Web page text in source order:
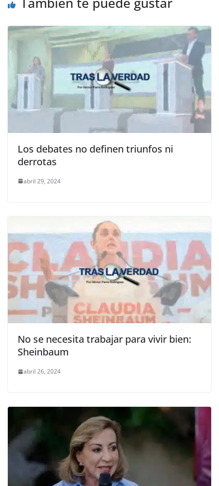
Los debates no definen triunfos ni
derrotas
abril 29, 2024
No se necesita trabajar para vivir bien:
Sheinbaum
abril 26, 2024